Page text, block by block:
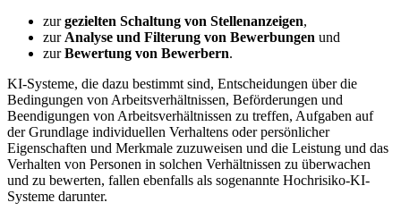
zurgezielten Schaltung von Stellenanzeigen,
zur Analyse und Filterung von Bewerbungen und
zurBewertung von Bewerbern.
KI-Systeme, die dazu bestimmt sind, Entscheidungen über die
Bedingungen von Arbeitsverhältnissen, Beförderungen und
Beendigungen von Arbeitsverhältnissen zu treffen, Aufgaben auf
der Grundlage individuellen Verhaltens oder persönlicher
Eigenschaften und Merkmale zuzuweisen und die Leistung und das
Verhalten von Personen in solchen Verhältnissen zu überwachen
und zu bewerten, fallen ebenfalls als sogenannte Hochrisiko-KI-
Systeme darunter.